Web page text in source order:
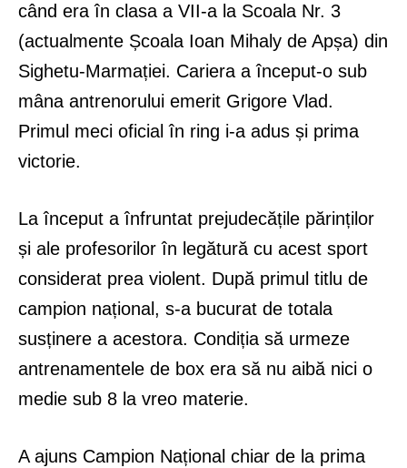
când era în clasa a VII-a la Scoala Nr. 3
(actualmente Școala Ioan Mihaly de Apșa) din
Sighetu-Marmației. Cariera a început-o sub
mâna antrenorului emerit Grigore Vlad.
Primul meci oficial în ring i-a adus și prima
victorie.
La început a înfruntat prejudecățile părinților
și ale profesorilor în legătură cu acest sport
considerat prea violent. După primul titlu de
campion național, s-a bucurat de totala
susținere a acestora. Condiția să urmeze
antrenamentele de box era să nu aibă nici o
medie sub 8 la vreo materie.
A ajuns Campion Național chiar de la prima